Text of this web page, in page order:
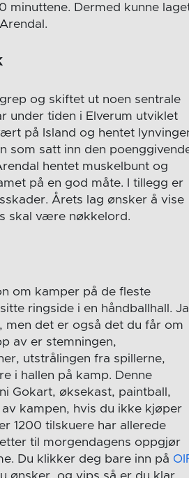
minuttene. Dermed kunne
Arendal.
og skiftet ut noen sentrale
under tiden i Elverum utviklet
på Island og hentet
som satt inn den
hentet muskelbunt og
på en god måte. I tillegg er
Årets lag ønsker å vise
skal være nøkkelord.
om kamper på de fleste
ringside i en håndballhall.
men det er også det du får om
av er stemningen,
utstrålingen fra spillerne,
i hallen på kamp. Denne
Gokart, øksekast, paintball,
kampen, hvis du ikke kjøper
1200 tilskuere har allerede
til morgendagens oppgjør
Du klikker deg bare inn på